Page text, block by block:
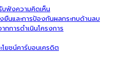
บฟังความคิดเห็น
นและการป้องกันผลกระทบด้านลบ
กการดำเนินโครงการ
โยชน์คาร์บอนเครดิต